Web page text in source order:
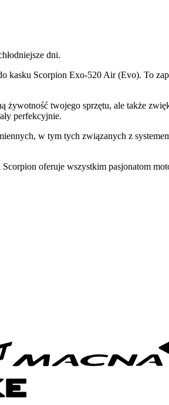
dni.
kasku Scorpion Exo-520 Air (Evo). To
twojego sprzętu, ale także
perfekcyjnie.
w tym tych związanych z
oferuje wszystkim pasjonatom